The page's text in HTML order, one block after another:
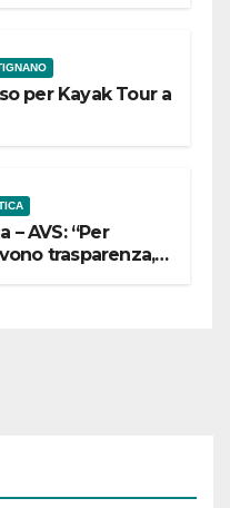
per Kayak Tour a
– AVS: “Per
trasparenza,